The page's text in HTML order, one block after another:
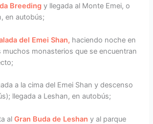
Breeding y llegada al Monte Emei, o
en autobús;
del Emei Shan, haciendo noche en
muchos monasterios que se encuentran
a la cima del Emei Shan y descenso
llegada a Leshan, en autobús;
alGran Buda de Leshan y al parque